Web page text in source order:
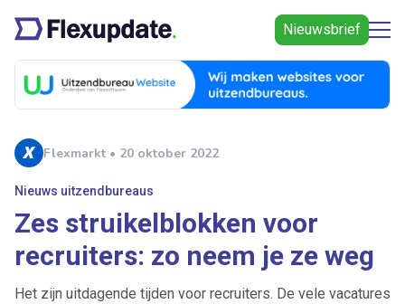
Nieuwsbrief
Flexmarkt • 20 oktober 2022
Nieuws uitzendbureaus
Zes struikelblokken voor
recruiters: zo neem je ze weg
Het zijn uitdagende tijden voor recruiters. De vele vacatures